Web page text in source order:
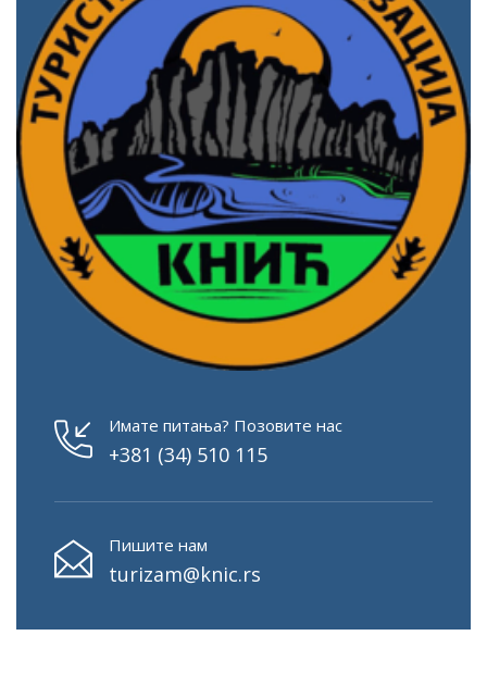
Имате питања? Позовите нас
+381 (34) 510 115
Пишите нам
turizam@knic.rs